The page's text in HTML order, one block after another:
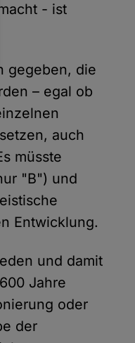
- ist
gegeben, die
– egal ob
auch
müsste
"B") und
Entwicklung.
und damit
Jahre
oder
der